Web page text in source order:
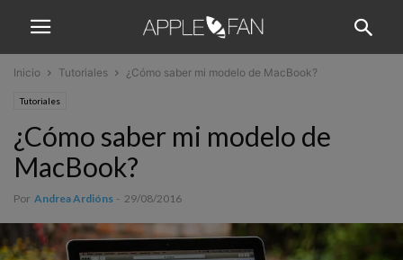
Inicio Tutoriales ¿Cómo saber mi modelo de MacBook?
Tutoriales
¿Cómo saber mi modelo de
MacBook?
Por Andrea Ardións - 29/08/2016